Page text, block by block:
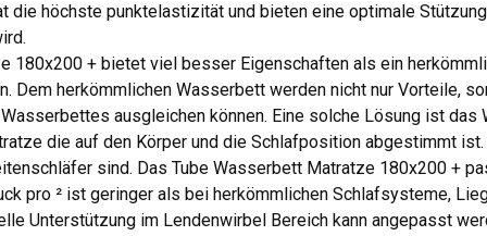
die höchste punktelastizität und bieten eine optimale
180x200 + bietet viel besser Eigenschaften als ein
Dem herkömmlichen Wasserbett werden nicht nur Vorteile,
ausgleichen können. Eine solche Lösung ist das
die auf den Körper und die Schlafposition abgestimmt
sind. Das Tube Wasserbett Matratze 180x200 +
pro ² ist geringer als bei herkömmlichen Schlafsysteme,
Unterstützung im Lendenwirbel Bereich kann angepasst